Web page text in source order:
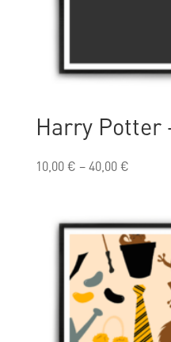
Harry Potter
10,00€ –40,00€